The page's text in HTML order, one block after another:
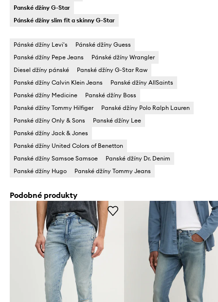
Panské džíny G-Star
Pánské džíny slim fit a skinny G-Star
Pánské džíny Levi's
Pánské džíny Guess
Panské džíny Pepe Jeans
Pánské džíny Wrangler
Diesel džíny pánské
Panské džíny G-Star Raw
Panské džíny Calvin Klein Jeans
Panské džíny AllSaints
Panské džíny Medicine
Panské džíny Boss
Panské džíny Tommy Hilfiger
Panské džíny Polo Ralph Lauren
Panské džíny Only & Sons
Panské džíny Lee
Panské džíny Jack & Jones
Panské džíny United Colors of Benetton
Panské džíny Samsoe Samsoe
Panské džíny Dr. Denim
Panské džíny Hugo
Panské džíny Tommy Jeans
Podobné produkty